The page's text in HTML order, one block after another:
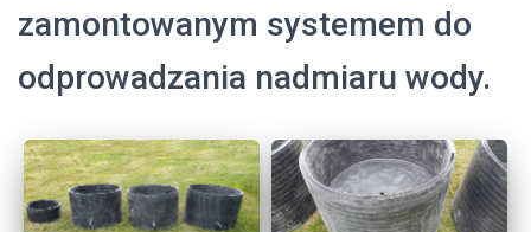
zamontowanym systemem do
odprowadzania nadmiaru wody.